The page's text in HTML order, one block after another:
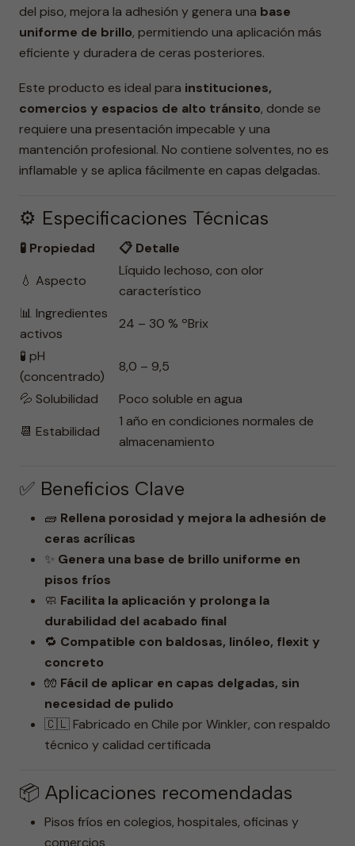
del piso, mejora la adhesión y genera una base
uniforme de brillo, permitiendo una aplicación más
eficiente y duradera de ceras posteriores.
Este producto es ideal para instituciones,
comercios y espacios de alto tránsito, donde se
requiere una presentación impecable y una
mantención profesional. No contiene solventes, no es
inflamable y se aplica fácilmente en capas delgadas.
⚙️ Especificaciones Técnicas
🧪 Propiedad
📋 Detalle
💧 Aspecto
Líquido lechoso, con olor
característico
📊 Ingredientes
activos
24 – 30 % ºBrix
🧪 pH
(concentrado)
8,0 – 9,5
💦 Solubilidad
Poco soluble en agua
📆 Estabilidad
1 año en condiciones normales de
almacenamiento
✅ Beneficios Clave
🧱 Rellena porosidad y mejora la adhesión de
ceras acrílicas
✨ Genera una base de brillo uniforme en
pisos fríos
🧼 Facilita la aplicación y prolonga la
durabilidad del acabado final
🔁 Compatible con baldosas, linóleo, flexit y
concreto
🧤 Fácil de aplicar en capas delgadas, sin
necesidad de pulido
🇨🇱 Fabricado en Chile por Winkler, con respaldo
técnico y calidad certificada
📦 Aplicaciones recomendadas
Pisos fríos en colegios, hospitales, oficinas y
comercios